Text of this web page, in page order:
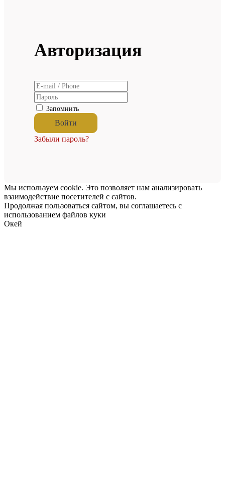
Авторизация
Запомнить
Забыли пароль?
Мы используем cookie. Это позволяет нам анализировать
взаимодействие посетителей с сайтов.
Продолжая пользоваться сайтом, вы соглашаетесь с
использованием файлов куки
Окей